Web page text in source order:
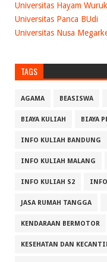
Universitas Hayam
Universitas Panca BUdi
Universitas Nusa
TAGS
AGAMA BEASISWA
BIAYA KULIAH BIAYA
INFO KULIAH BANDUNG
INFO KULIAH MALANG
INFO KULIAH S2
JASA RUMAH TANGGA
KENDARAAN BERMOTOR
KESEHATAN DAN